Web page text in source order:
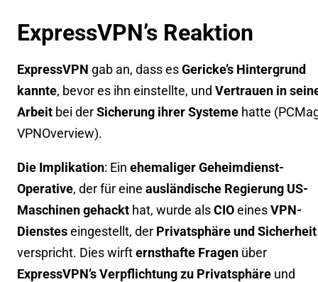
ExpressVPN’s Reaktion
ExpressVPN gab an, dass esGericke’s Hintergrund
kannte, bevor es ihn einstellte, und Vertrauen in
Arbeit bei derSicherung ihrer Systeme hatte (
VPNOverview).
Die Implikation: Ein ehemaliger Geheimdienst-
Operative, der für eine ausländische Regierung US-
Maschinen gehackt hat, wurde alsCIOeinesVPN-
Diensteseingestellt, der Privatsphäre und Sicherheit
verspricht. Dies wirfternsthafte Fragen über
ExpressVPN’s Verpflichtung zu Privatsphäre und